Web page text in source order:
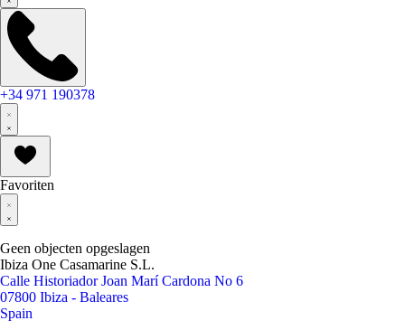
+34 971 190378
Favoriten
Geen objecten opgeslagen
Ibiza One Casamarine S.L.
Calle Historiador Joan Marí Cardona No 6
07800 Ibiza - Baleares
Spain